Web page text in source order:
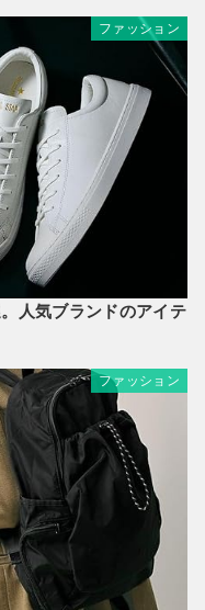
ファッション
人気ブランドのアイテ
ファッション